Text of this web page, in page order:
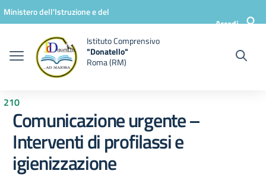
Vai ai contenuti
Vai al menu di navigazione
Vai al footer
Ministero dell'Istruzione e del
Accedi
Istituto Comprensivo
"Donatello"
Roma (RM)
210
Comunicazione urgente –
Interventi di profilassi e
igienizzazione